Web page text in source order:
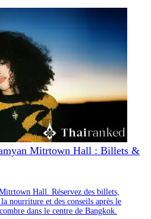
Mitrtown Hall : Billets &
Hall. Réservez des billets,
nourriture et des conseils après le
dans le centre de Bangkok.